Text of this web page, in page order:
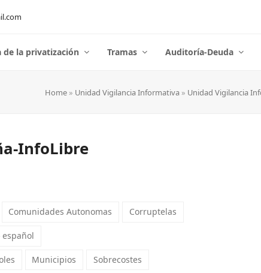
de la privatización Tramas Auditoría-Deuda
Home » Unidad Vigilancia Informativa » Unidad Vigilancia
InfoLibre
Comunidades Autonomas Corruptelas
español
Municipios Sobrecostes